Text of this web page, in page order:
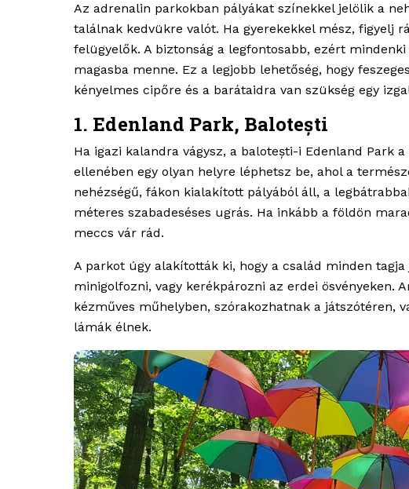
Az adrenalin parkokban pályákat színekkel jelölik a
találnak kedvükre valót. Ha gyerekekkel mész, figyelj
felügyelők. A biztonság a legfontosabb, ezért
magasba menne. Ez a legjobb lehetőség, hogy
kényelmes cipőre és a barátaidra van szükség egy
1. Edenland Park, Balotești
Ha igazi kalandra vágysz, a balotești-i Edenland Park
ellenében egy olyan helyre léphetsz be, ahol a
nehézségű, fákon kialakított pályából áll, a
méteres szabadeséses ugrás. Ha inkább a földön
meccs vár rád.
A parkot úgy alakították ki, hogy a család minden
minigolfozni, vagy kerékpározni az erdei ösvényeken.
kézműves műhelyben, szórakozhatnak a játszótéren,
lámák élnek.